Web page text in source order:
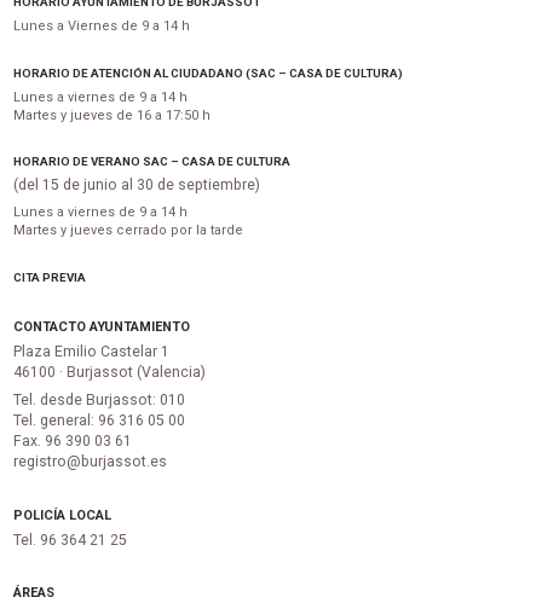
Lunes a Viernes de 9 a 14 h
HORARIO DE ATENCIÓN AL CIUDADANO (SAC – CASA DE CULTURA)
Lunes a viernes de 9 a 14 h
Martes y jueves de 16 a 17:50 h
HORARIO DE VERANO SAC – CASA DE CULTURA
(del 15 de junio al 30 de septiembre)
Lunes a viernes de 9 a 14 h
Martes y jueves cerrado por la tarde
CITA PREVIA
CONTACTO AYUNTAMIENTO
Plaza Emilio Castelar 1
46100 · Burjassot (Valencia)
Tel. desde Burjassot: 010
Tel. general: 96 316 05 00
Fax. 96 390 03 61
registro@burjassot.es
POLICÍA LOCAL
Tel. 96 364 21 25
ÁREAS